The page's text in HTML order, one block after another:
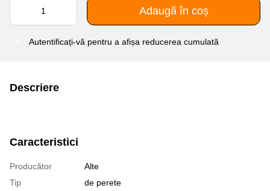
Adaugă în coș
Autentificați-vă pentru a afișa reducerea cumulată
Descriere
Caracteristici
Producător
Alte
Tip
de perete